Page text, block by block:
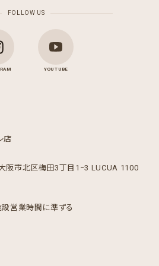
FOLLOW US
YOU TUBE
店
市北区梅田3丁目1−3 LUCUA 1100
営業時間に準ずる